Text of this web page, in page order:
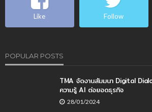
Like Follow
POPULAR POSTS
TMA จัดงานสัมมนา Digital
ความรู้ AI ต่อยอดธุรกิจ
28/01/2024